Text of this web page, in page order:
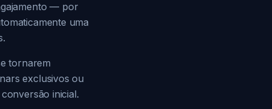
— por
uma
tornarem
exclusivos ou
inicial.